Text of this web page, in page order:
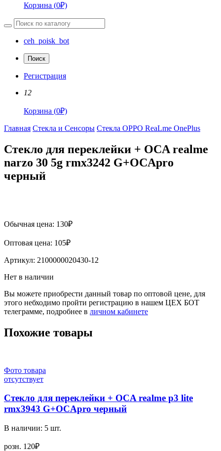
Корзина (0₽)
ceh_poisk_bot
Поиск
Регистрация
12
Корзина (0₽)
Главная Стекла и Сенсоры Стекла OPPO ReaLme OnePlus
Стекло для переклейки + OCA realme
narzo 30 5g rmx3242 G+OCApro
черный
Обычная цена: 130₽
Оптовая цена: 105₽
Артикул: 2100000020430-12
Нет в наличии
Вы можете приобрести данный товар по оптовой цене, для
этого небходимо пройти регистрацию в нашем ЦЕХ БОТ
телеграмме, подробнее в личном кабинете
Похожие товары
Фото товара
отсутствует
Стекло для переклейки + OCA realme p3 lite
rmx3943 G+OCApro черный
В наличии: 5 шт.
розн. 120₽